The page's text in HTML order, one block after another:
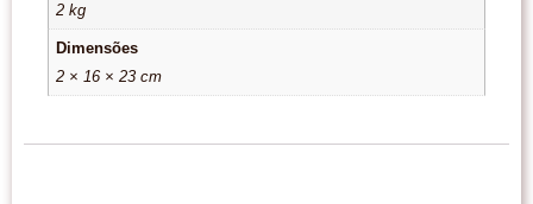
2 kg
Dimensões
2 × 16 × 23 cm